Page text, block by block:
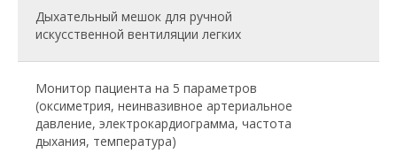
Дыхательный мешок для ручной
искусственной вентиляции легких
Монитор пациента на 5 параметров
(оксиметрия, неинвазивное артериальное
давление, электрокардиограмма, частота
дыхания, температура)